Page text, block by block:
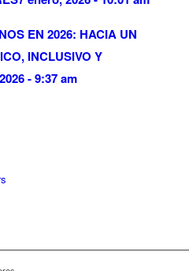
EN 2026: HACIA UN
INCLUSIVO Y
- 9:37 am